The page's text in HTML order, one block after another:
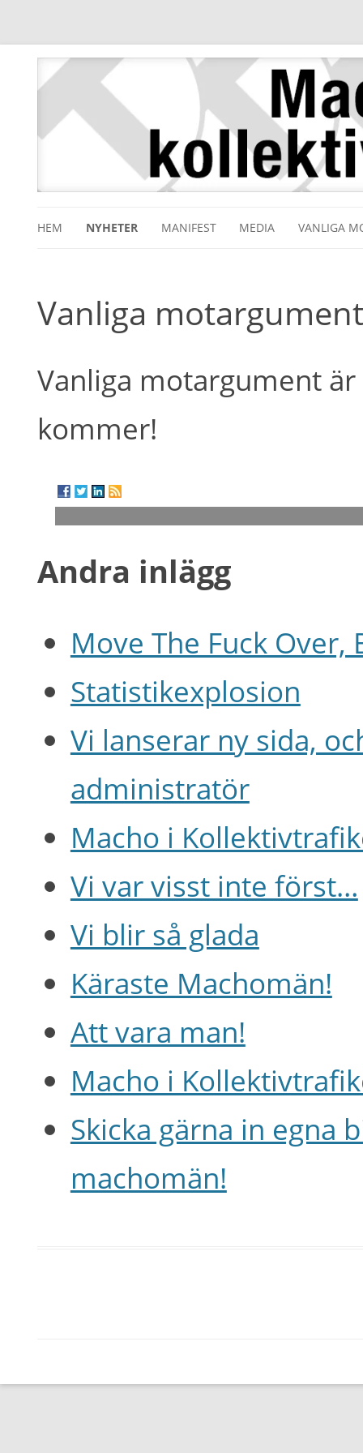
HEM NYHETER MANIFEST MEDIA VANLIGA
Vanliga
Vanliga motargument
kommer!
Andra inlägg
Move The Fuck Over,
Statistikexplosion
Vi lanserar ny sida,
administratör
Macho i
Vi var visst inte först…
Vi blir så glada
Käraste Machomän!
Att vara man!
Macho i
Skicka gärna in egna
machomän!